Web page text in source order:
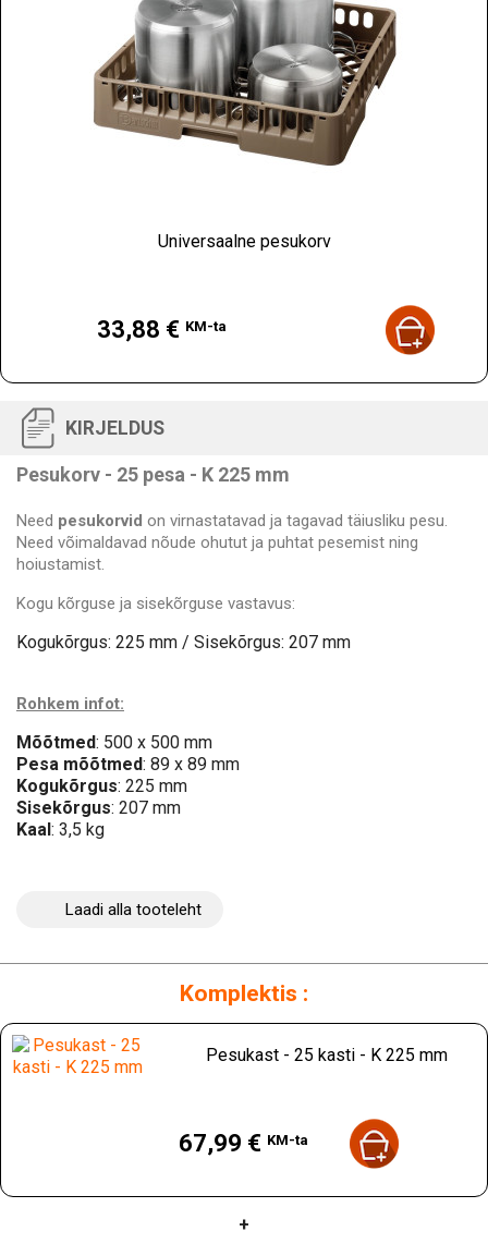
Universaalne pesukorv
33,88 € KM-ta
KIRJELDUS
Pesukorv - 25 pesa - K 225 mm
Need pesukorvid on virnastatavad ja tagavad täiusliku pesu.
Need võimaldavad nõude ohutut ja puhtat pesemist ning
hoiustamist.
Kogu kõrguse ja sisekõrguse vastavus:
Kogukõrgus: 225 mm / Sisekõrgus: 207 mm
Rohkem infot:
Mõõtmed: 500 x 500 mm
Pesa mõõtmed: 89 x 89 mm
Kogukõrgus: 225 mm
Sisekõrgus: 207 mm
Kaal : 3,5 kg
Laadi alla tooteleht
Komplektis :
Pesukast - 25 kasti - K 225 mm
67,99 € KM-ta
+